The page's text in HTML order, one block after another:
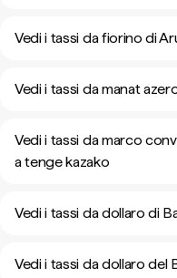
Vedi i tassi da fiorino di
Vedi i tassi da manat
Vedi i tassi da marco
a tenge kazako
Vedi i tassi da dollaro di
Vedi i tassi da dollaro del